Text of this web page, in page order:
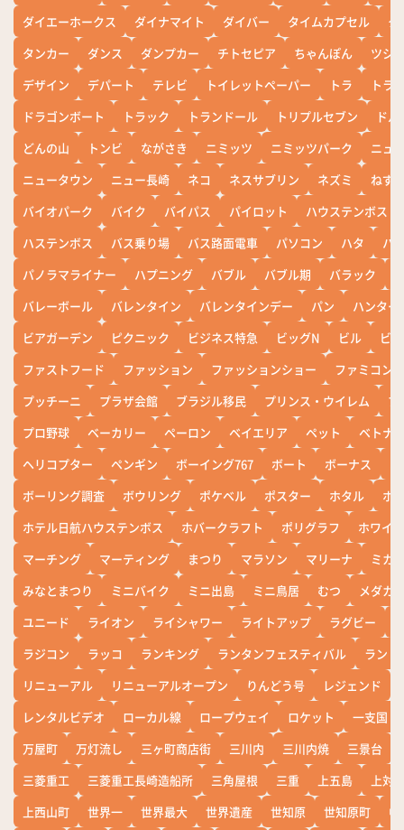
ダイエーホークス
ダイナマイト ダイバー タイムカプセル
タ
タンカー
ダンス ダンプカー チトセピア ちゃんぽん
ツシ
デザイン
デパート テレビ トイレットペーパー トラ
トラ
ドラゴンボート
トラック トランドール トリプルセブン
ド
どんの山
トンビ ながさき ニミッツ ニミッツパーク
ニュ
ニュータウン
ニュー長崎 ネコ ネスサブリン ネズミ
ねず
バイオパーク
バイク バイパス パイロット
ハウステンボス
ハステンボス
バス乗り場 バス路面電車 パソコン ハタ
ハ
パノラマライナー
ハプニング バブル バブル期 バラック
バレーボール
バレンタイン バレンタインデー パン
ハンター
ビアガーデン
ピクニック ビジネス特急 ビッグN ビル
ビワ
ファストフード
ファッション ファッションショー
ファミコン
プッチーニ
プラザ会館 ブラジル移民 プリンス・ウイレム
ブ
プロ野球
ベーカリー ペーロン ベイエリア ペット
ベトナ
ヘリコプター
ペンギン ボーイング767 ボート ボーナス
ボーリング調査
ボウリング ポケベル ポスター ホタル
ホ
ホテル日航ハウステンボス
ホバークラフト ポリグラフ
ホワイ
マーチング
マーティング まつり マラソン マリーナ
ミカ
みなとまつり
ミニバイク ミニ出島 ミニ鳥居 むつ
メダカ
ユニード
ライオン ライシャワー ライトアップ ラグビー
ラジコン
ラッコ ランキング ランタンフェスティバル
ランド
リニューアル
リニューアルオープン りんどう号 レジェンド
レンタルビデオ
ローカル線 ロープウェイ ロケット
一支国
万屋町
万灯流し 三ヶ町商店街 三川内 三川内焼 三景台
三菱重工
三菱重工長崎造船所 三角屋根 三重 上五島
上対
上西山町
世界一 世界最大 世界遺産 世知原 世知原町
中